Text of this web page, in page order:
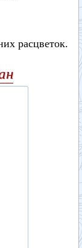
расцветок.